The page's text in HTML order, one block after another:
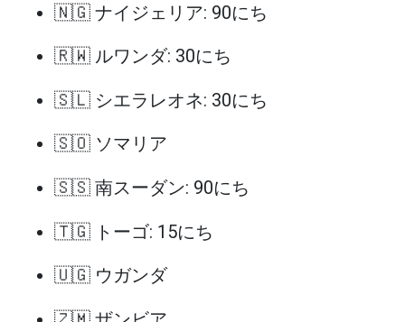
🇳🇬 ナイジェリア: 90にち
🇷🇼 ルワンダ: 30にち
🇸🇱 シエラレオネ: 30にち
🇸🇴 ソマリア
🇸🇸 南スーダン: 90にち
🇹🇬 トーゴ: 15にち
🇺🇬 ウガンダ